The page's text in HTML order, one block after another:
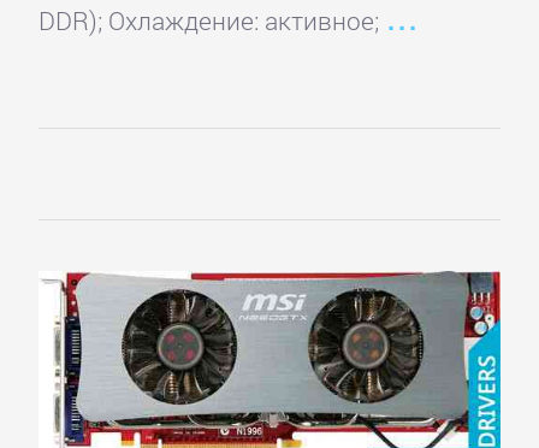
DDR); Охлаждение: активное;
Вход
Контакты
ВИДЕОКАРТЫ
Albatron